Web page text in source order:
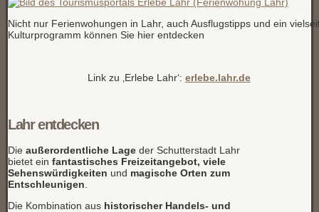
Nicht nur Ferienwohungen in Lahr, auch Ausflugstipps und ein
Kulturprogramm können Sie hier entdecken
Link zu ‚Erlebe Lahr‘: erlebe.lahr.de
Lahr entdecken
Die außerordentliche Lage der Schutterstadt Lahr
bietet ein fantastisches Freizeitangebot, viele
Sehenswürdigkeiten und magische Orten zum
Entschleunigen
Die Kombination aus historischer Handels- und